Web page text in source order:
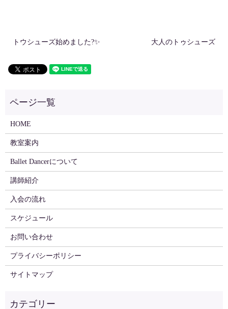
トウシューズ始めました?✨ 大人のトゥシューズ
HOME
教室案内
Ballet Dancerについて
講師紹介
入会の流れ
スケジュール
お問い合わせ
プライバシーポリシー
サイトマップ